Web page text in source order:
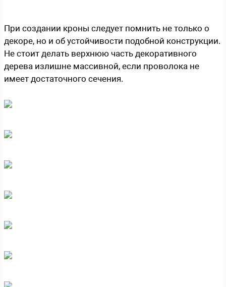
При создании кроны следует помнить не только о
декоре, но и об устойчивости подобной конструкции.
Не стоит делать верхнюю часть декоративного
дерева излишне массивной, если проволока не
имеет достаточного сечения.